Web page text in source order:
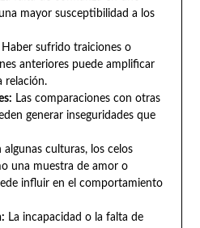
mayor susceptibilidad a los
Haber sufrido traiciones o
anteriores puede amplificar
relación.
Las comparaciones con otras
generar inseguridades que
algunas culturas, los celos
una muestra de amor o
influir en el comportamiento
La incapacidad o la falta de